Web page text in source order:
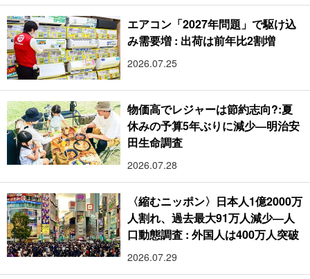
エアコン「2027年問題」で駆け込
み需要増 : 出荷は前年比2割増
2026.07.25
物価高でレジャーは節約志向?:夏
休みの予算5年ぶりに減少―明治安
田生命調査
2026.07.28
〈縮むニッポン〉日本人1億2000万
人割れ、過去最大91万人減少―人
口動態調査 : 外国人は400万人突破
2026.07.29